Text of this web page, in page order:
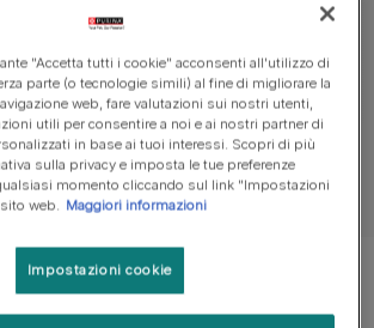
25-28 kg per i
"Accetta tutti i cookie" acconsenti all'utilizzo di
parte (o tecnologie simili) al fine di migliorare la
web, fare valutazioni sui nostri utenti,
utili per consentire a noi e ai nostri partner di
in base ai tuoi interessi. Scopri di più
sulla privacy e imposta le tue preferenze
momento cliccando sul link "Impostazioni
web. Maggiori informazioni
Impostazioni cookie